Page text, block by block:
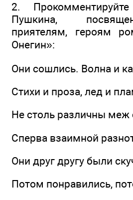
2.
Пушкина,
приятелям, героям
Онегин»:
Они сошлись. Волна и
Стихи и проза, лед и
Не столь различны меж
Сперва взаимной
Они друг другу были
Потом понравились,